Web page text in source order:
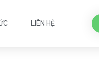
LIÊN HỆ